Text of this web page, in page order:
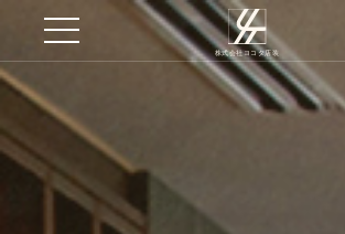
株式会社ヨコタ店装